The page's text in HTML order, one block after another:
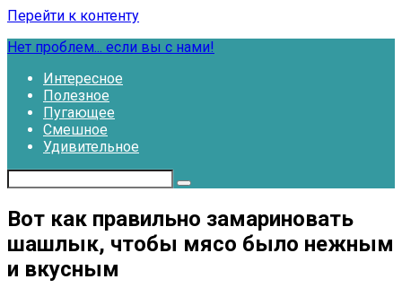
Перейти к контенту
Нет проблем... если вы с нами!
Интересное
Полезное
Пугающее
Смешное
Удивительное
Вот как правильно замариновать
шашлык, чтобы мясо было нежным
и вкусным